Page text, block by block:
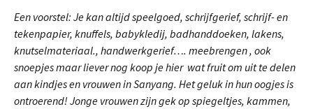
Een voorstel: Je kan altijd speelgoed, schrijfgerief, schrijf- en
tekenpapier, knuffels, babykledij, badhanddoeken, lakens,
knutselmateriaal., handwerkgerief…. meebrengen , ook
snoepjes maar liever nog koop je hier wat fruit om uit te delen
aan kindjes en vrouwen in Sanyang. Het geluk in hun oogjes is
ontroerend! Jonge vrouwen zijn gek op spiegeltjes, kammen,